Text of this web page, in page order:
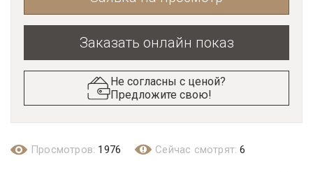
Заказать онлайн показ
Не согласны с ценой?
Предложите свою!
Просмотров: 1976 Сейчас смотрят:6